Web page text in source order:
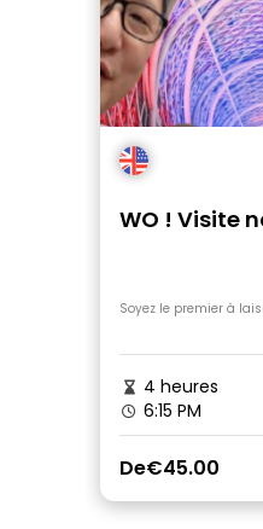
WO ! Visite
Soyez le premier à
4 heures
6:15 PM
De€45.00